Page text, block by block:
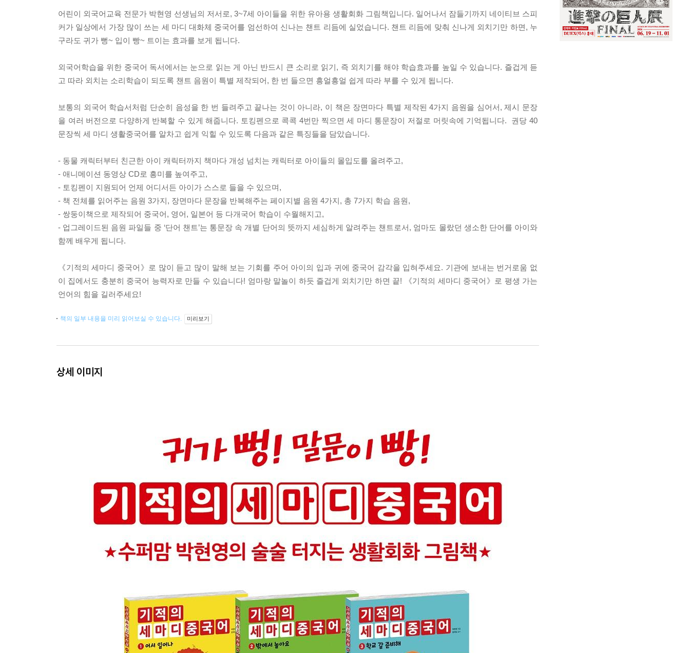
어린이 외국어교육 전문가 박현영 선생님의 저서로, 3~7세 아이들을 위한 유아용 생활회화 그림책입니다. 일어나서 잠들기까지 네이티브 스피
커가 일상에서 가장 많이 쓰는 세 마디 대화체 중국어를 엄선하여 신나는 챈트 리듬에 실었습니다. 챈트 리듬에 맞춰 신나게 외치기만 하면, 누
구라도 귀가 뻥~ 입이 빵~ 트이는 효과를 보게 됩니다.
외국어학습을 위한 중국어 독서에서는 눈으로 읽는 게 아닌 반드시 큰 소리로 읽기, 즉 외치기를 해야 학습효과를 높일 수 있습니다. 즐겁게 듣
고 따라 외치는 소리학습이 되도록 챈트 음원이 특별 제작되어, 한 번 들으면 흥얼흥얼 쉽게 따라 부를 수 있게 됩니다.
보통의 외국어 학습서처럼 단순히 음성을 한 번 들려주고 끝나는 것이 아니라, 이 책은 장면마다 특별 제작된 4가지 음원을 심어서, 제시 문장
을 여러 버전으로 다양하게 반복할 수 있게 해줍니다. 토킹펜으로 콕콕 4번만 찍으면 세 마디 통문장이 저절로 머릿속에 기억됩니다. 권당 40
문장씩 세 마디 생활중국어를 알차고 쉽게 익힐 수 있도록 다음과 같은 특징들을 담았습니다.
- 동물 캐릭터부터 친근한 아이 캐릭터까지 책마다 개성 넘치는 캐릭터로 아이들의 몰입도를 올려주고,
- 애니메이션 동영상 CD로 흥미를 높여주고,
- 토킹펜이 지원되어 언제 어디서든 아이가 스스로 들을 수 있으며,
- 책 전체를 읽어주는 음원 3가지, 장면마다 문장을 반복해주는 페이지별 음원 4가지, 총 7가지 학습 음원,
- 쌍둥이책으로 제작되어 중국어, 영어, 일본어 등 다개국어 학습이 수월해지고,
- 업그레이드된 음원 파일들 중 ‘단어 챈트’는 통문장 속 개별 단어의 뜻까지 세심하게 알려주는 챈트로서, 엄마도 몰랐던 생소한 단어를 아이와
함께 배우게 됩니다.
《기적의 세마디 중국어》로 많이 듣고 많이 말해 보는 기회를 주어 아이의 입과 귀에 중국어 감각을 입혀주세요. 기관에 보내는 번거로움 없
이 집에서도 충분히 중국어 능력자로 만들 수 있습니다! 엄마랑 말놀이 하듯 즐겁게 외치기만 하면 끝! 《기적의 세마디 중국어》로 평생 가는
언어의 힘을 길러주세요!
책의 일부 내용을 미리 읽어보실 수 있습니다. 미리보기
상세 이미지